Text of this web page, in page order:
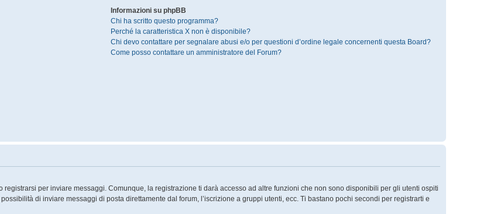
Informazioni su phpBB
Chi ha scritto questo programma?
Perché la caratteristica X non è disponibile?
Chi devo contattare per segnalare abusi e/o per questioni d’ordine legale concernenti questa Board?
Come posso contattare un amministratore del Forum?
per inviare messaggi. Comunque, la registrazione ti darà accesso ad altre funzioni che non sono disponibili per gli utenti ospiti
di inviare messaggi di posta direttamente dal forum, l’iscrizione a gruppi utenti, ecc. Ti bastano pochi secondi per registrarti e